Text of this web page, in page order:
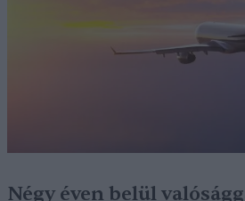
Négy éven belül